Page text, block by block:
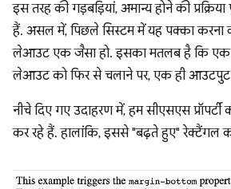
इस तरह की गड़बड़ियां, अमान्य होने की प्रक्रिया
हैं. असल में, पिछले सिस्टम में यह पक्का करना
लेआउट एक जैसा हो. इसका मतलब है कि एक
लेआउट को फिर से चलाने पर, एक ही आउटपुट
नीचे दिए गए उदाहरण में, हम सीएसएस
कर रहे हैं. हालांकि, इससे "बढ़ते हुए" रेक्टैंगल